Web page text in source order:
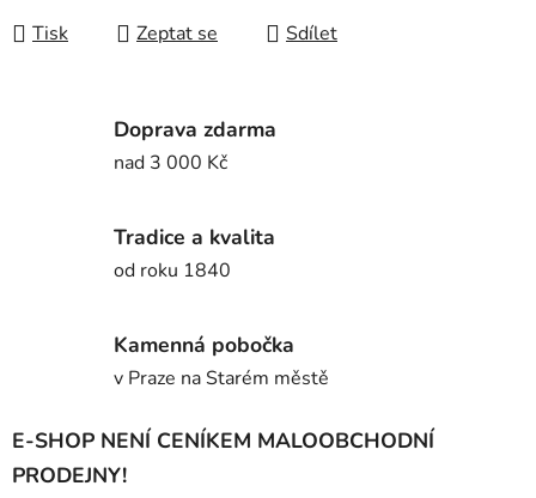
Tisk Zeptat se Sdílet
Doprava zdarma
nad 3 000 Kč
Tradice a kvalita
od roku 1840
Kamenná pobočka
v Praze na Starém městě
E-SHOP NENÍ CENÍKEM MALOOBCHODNÍ
PRODEJNY!